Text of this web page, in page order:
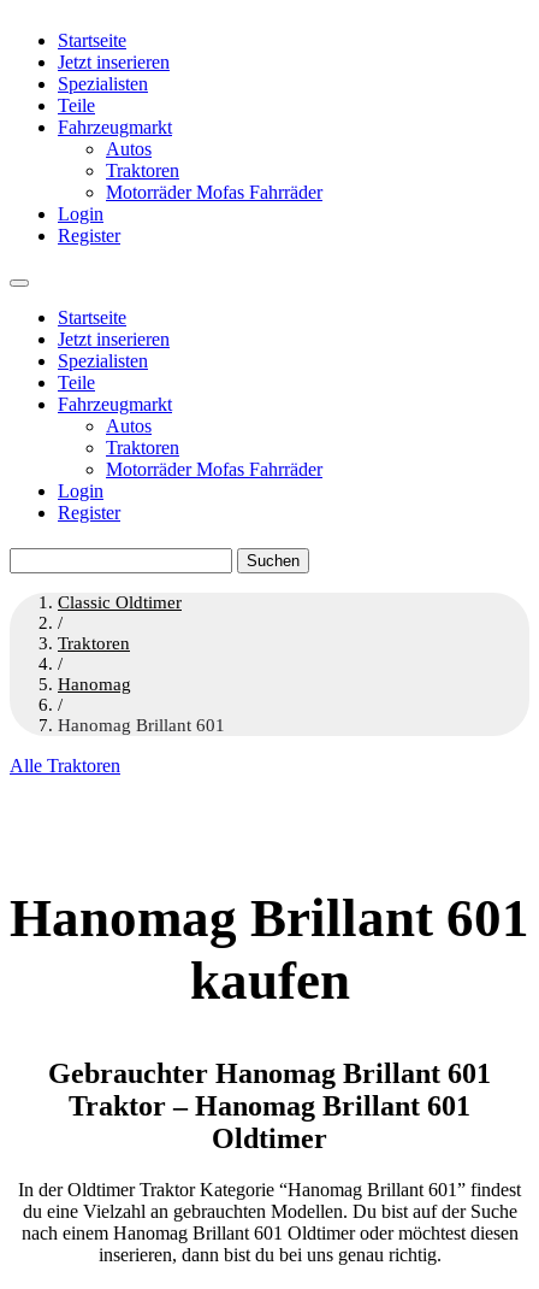
Startseite
Jetzt inserieren
Spezialisten
Teile
Fahrzeugmarkt
Autos
Traktoren
Motorräder Mofas Fahrräder
Login
Register
Startseite
Jetzt inserieren
Spezialisten
Teile
Fahrzeugmarkt
Autos
Traktoren
Motorräder Mofas Fahrräder
Login
Register
nach:
Classic Oldtimer
/
Traktoren
/
Hanomag
/
Hanomag Brillant 601
Alle Traktoren
Hanomag Brillant 601
kaufen
Gebrauchter Hanomag Brillant 601
Traktor – Hanomag Brillant 601
Oldtimer
In der Oldtimer Traktor Kategorie “Hanomag Brillant 601” findest
du eine Vielzahl an gebrauchten Modellen. Du bist auf der Suche
nach einem Hanomag Brillant 601 Oldtimer oder möchtest diesen
inserieren, dann bist du bei uns genau richtig.